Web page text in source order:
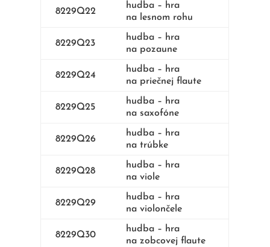
8229Q22
hudba – hra
na lesnom rohu
8229Q23
hudba – hra
na pozaune
8229Q24
hudba – hra
na priečnej flaute
8229Q25
hudba – hra
na saxofóne
8229Q26
hudba – hra
na trúbke
8229Q28
hudba – hra
na viole
8229Q29
hudba – hra
na violončele
8229Q30
hudba – hra
na zobcovej flaute